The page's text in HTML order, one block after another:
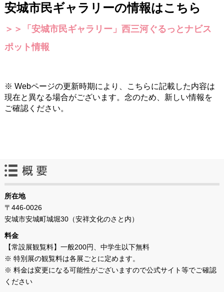
安城市民ギャラリーの情報はこちら
＞＞「安城市民ギャラリー」西三河ぐるっとナビス
ポット情報
※ Webページの更新時期により、こちらに記載した内容は
現在と異なる場合がございます。念のため、新しい情報を
ご確認ください。
所在地
〒446-0026
安城市安城町城堀30（安祥文化のさと内）
料金
【常設展観覧料】一般200円、中学生以下無料
※ 特別展の観覧料は各展ごとに定めます。
※ 料金は変更になる可能性がございますので公式サイト等でご確認
ください